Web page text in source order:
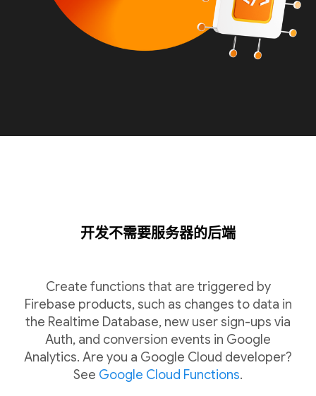
开发不需要服务器的后端
Create functions that are triggered by
Firebase products, such as changes to data in
the Realtime Database, new user sign-ups via
Auth, and conversion events in Google
Analytics. Are you a Google Cloud developer?
See Google Cloud Functions.